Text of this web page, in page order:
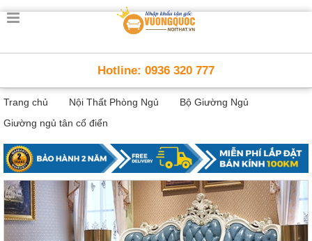
Trang
Thông
Minh
Nội
thất
minh
Nội
Thất
Trẻ
Em
Giường
Hotline: 0936 320 777
Trang chủ Nội Thất Phòng Ngủ
Bộ Giường Ngủ
Giường ngủ tân cổ điển